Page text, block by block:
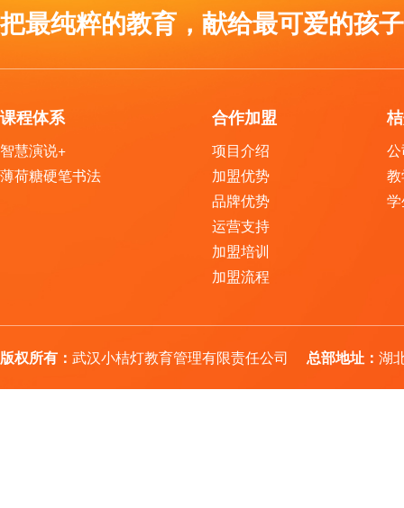
把最纯粹的教育，献给最可爱的孩
课程体系
智慧演说+
薄荷糖硬笔书法
合作加盟
项目介绍
加盟优势
品牌优势
运营支持
加盟培训
加盟流程
版权所有： 武汉小桔灯教育管理有限责任公司 总部地址： 湖